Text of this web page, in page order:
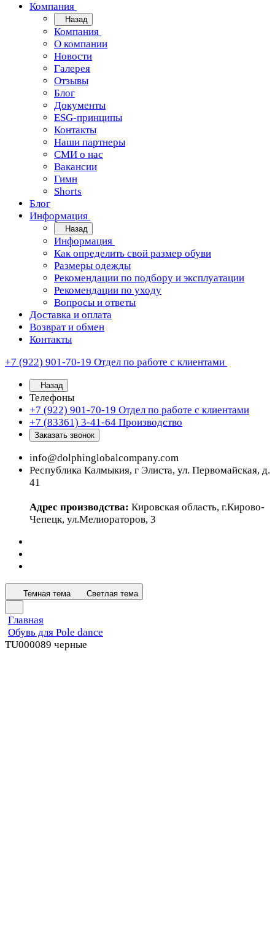
Компания
Назад
Компания
О компании
Новости
Галерея
Отзывы
Блог
Документы
ESG-принципы
Контакты
Наши партнеры
СМИ о нас
Вакансии
Гимн
Shorts
Блог
Информация
Назад
Информация
Как определить свой размер обуви
Размеры одежды
Рекомендации по подбору и эксплуатации
Рекомендации по уходу
Вопросы и ответы
Доставка и оплата
Возврат и обмен
Контакты
+7 (922) 901-70-19 Отдел по работе с клиентами
Назад
Телефоны
+7 (922) 901-70-19 Отдел по работе с клиентами
+7 (83361) 3-41-64 Производство
Заказать звонок
info@dolphinglobalcompany.com
Республика Калмыкия, г Элиста, ул. Первомайская, д.
41
Адрес производства: Кировская область, г.Кирово-
Чепецк, ул.Мелиораторов, 3
Темная тема Светлая тема
Главная
Обувь для Pole dance
TU000089 черные